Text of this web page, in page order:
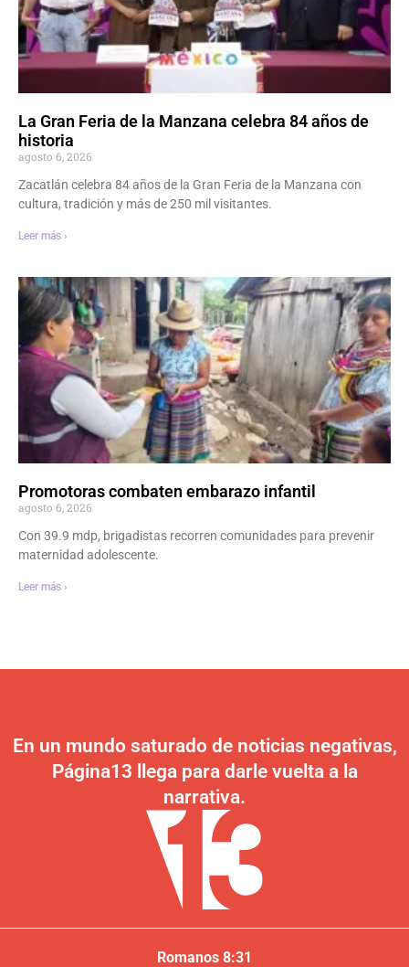
La Gran Feria de la Manzana celebra 84 años de
historia
agosto 6, 2026
Zacatlán celebra 84 años de la Gran Feria de la Manzana con
cultura, tradición y más de 250 mil visitantes.
Leer más ›
Promotoras combaten embarazo infantil
agosto 6, 2026
Con 39.9 mdp, brigadistas recorren comunidades para prevenir
maternidad adolescente.
Leer más ›
En un mundo saturado de noticias negativas,
Página13 llega para darle vuelta a la
narrativa.
Romanos 8:31